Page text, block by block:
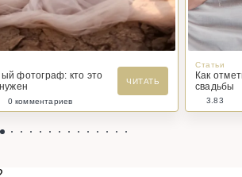
фотограф: кто это
ЧИТАТЬ
0 комментариев
Статьи
Как
свадьбы
3.83